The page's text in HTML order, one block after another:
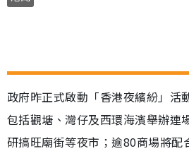
政府昨正式啟動「香港夜繽紛」活
包括觀塘、灣仔及西環海濱舉辦連
研搞旺廟街等夜市；逾80商場將配